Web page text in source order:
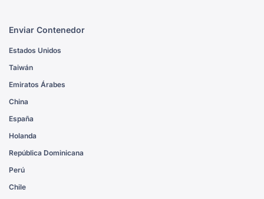
Enviar Contenedor
Estados Unidos
Taiwán
Emiratos Árabes
China
España
Holanda
República Dominicana
Perú
Chile